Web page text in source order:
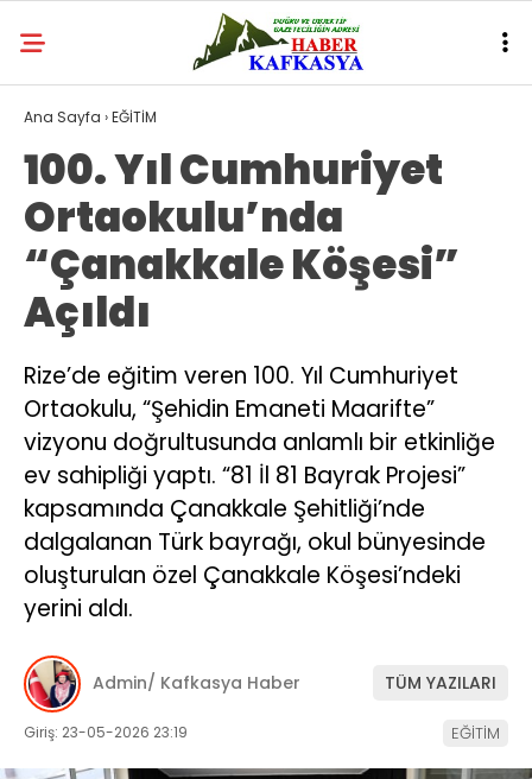
Ana Sayfa ›EĞİTİM
100. Yıl Cumhuriyet
Ortaokulu’nda
“Çanakkale Köşesi”
Açıldı
Rize’de eğitim veren 100. Yıl Cumhuriyet
Ortaokulu, “Şehidin Emaneti Maarifte”
vizyonu doğrultusunda anlamlı bir etkinliğe
ev sahipliği yaptı. “81 İl 81 Bayrak Projesi”
kapsamında Çanakkale Şehitliği’nde
dalgalanan Türk bayrağı, okul bünyesinde
oluşturulan özel Çanakkale Köşesi’ndeki
yerini aldı.
Admin/ Kafkasya Haber TÜM YAZILARI
Giriş: 23-05-2026 23:19 EĞİTİM